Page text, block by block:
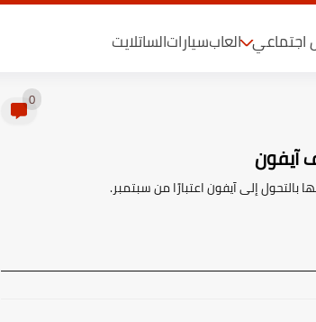
اجتماعي العابسياراتالساتلايت
0
آيفون
إلى آيفون اعتبارًا من سبتمبر.